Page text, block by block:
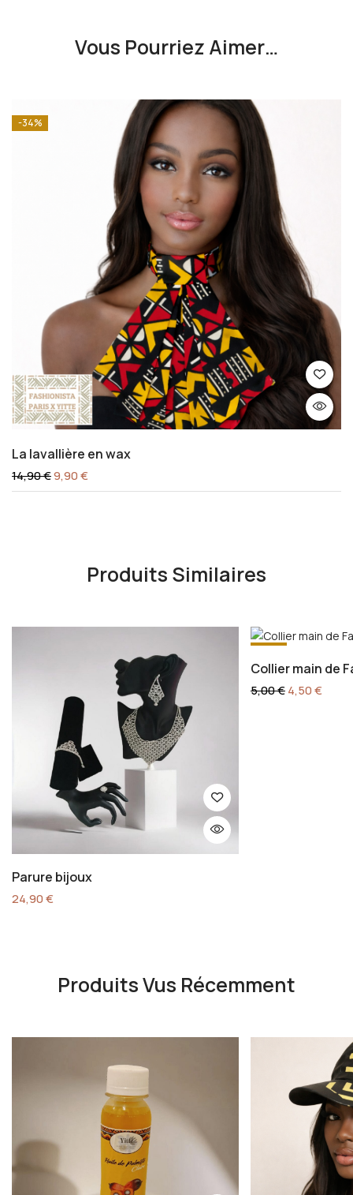
Vous Pourriez Aimer…
-34%
La lavallière en wax
14,90€9,90€
Produits Similaires
Parure bijoux
24,90€
-10%
Collier main de
5,00€4,50€
Produits Vus Récemment